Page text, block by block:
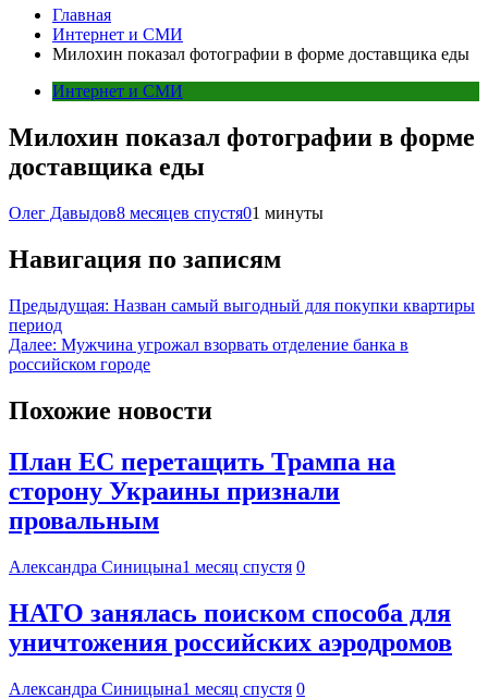
Главная
Интернет и СМИ
Милохин показал фотографии в форме доставщика еды
Интернет и СМИ
Милохин показал фотографии в форме
доставщика еды
Олег Давыдов8 месяцев спустя01 минуты
Навигация по записям
Предыдущая: Назван самый выгодный для покупки квартиры
период
Далее: Мужчина угрожал взорвать отделение банка в
российском городе
Похожие новости
План ЕС перетащить Трампа на
сторону Украины признали
провальным
Александра Синицына1 месяц спустя 0
НАТО занялась поиском способа для
уничтожения российских аэродромов
Александра Синицына1 месяц спустя 0